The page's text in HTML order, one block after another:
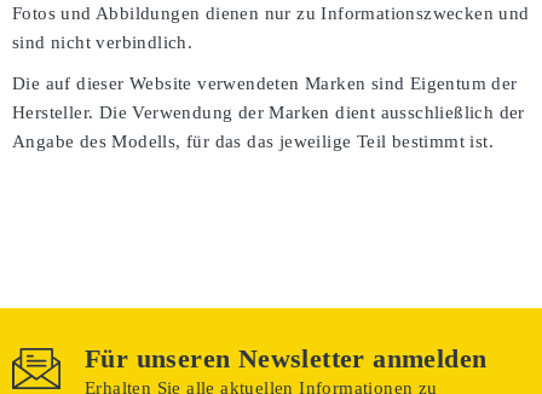
Fotos und Abbildungen dienen nur zu Informationszwecken und
sind nicht verbindlich.
Die auf dieser Website verwendeten Marken sind Eigentum der
Hersteller. Die Verwendung der Marken dient ausschließlich der
Angabe des Modells, für das das jeweilige Teil bestimmt ist.
Für unseren Newsletter anmelden
Erhalten Sie alle aktuellen Informationen zu